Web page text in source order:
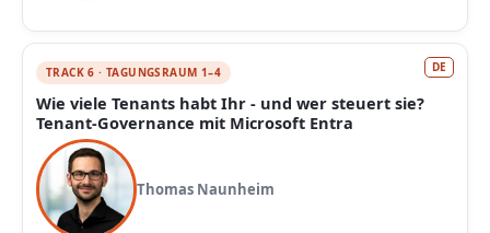
TRACK 6 · TAGUNGSRAUM 1–4 DE
Wie viele Tenants habt Ihr - und wer steuert sie?
Tenant-Governance mit Microsoft Entra
Thomas Naunheim